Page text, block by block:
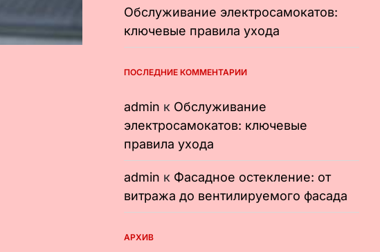
Обслуживание электросамокатов:
ключевые правила ухода
ПОСЛЕДНИЕ КОММЕНТАРИИ
admin к Обслуживание
электросамокатов: ключевые
правила ухода
admin к Фасадное остекление: от
витража до вентилируемого фасада
АРХИВ